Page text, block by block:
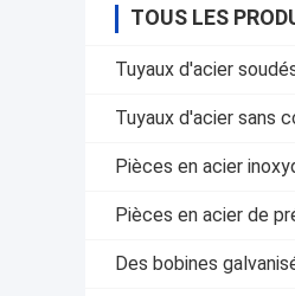
TOUS LES
Tuyaux d'acier
Tuyaux d'acier sans
Pièces en acier
Pièces en acier de
Des bobines